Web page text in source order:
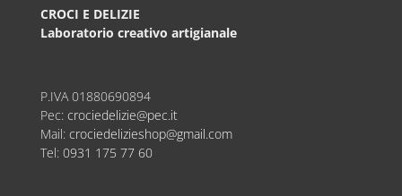
CROCI E DELIZIE
Laboratorio creativo artigianale
P.IVA01880690894
Pec: crociedelizie@pec.it
Mail: crociedelizieshop@gmail.com
Tel: 0931 175 77 60